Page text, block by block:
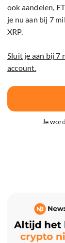
ook aandelen,
je nu aan bij 7
XRP.
Sluit je aan bij 7
account.
Je